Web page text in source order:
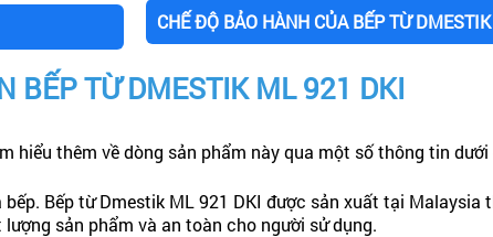
CHẾ ĐỘ BẢO HÀNH CỦA BẾP TỪ
BẾP TỪ DMESTIK ML 921 DKI
hiểu thêm về dòng sản phẩm này qua một số thông tin dưới
Bếp từ Dmestik ML 921 DKI được sản xuất tại Malaysia
sản phẩm và an toàn cho người sử dụng.